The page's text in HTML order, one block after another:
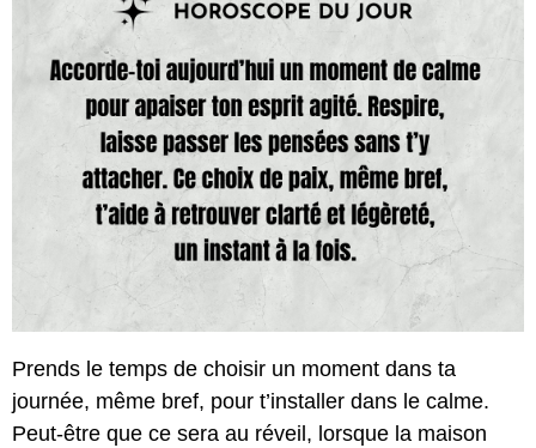
Prends le temps de choisir un moment dans ta
journée, même bref, pour t’installer dans le calme.
Peut-être que ce sera au réveil, lorsque la maison